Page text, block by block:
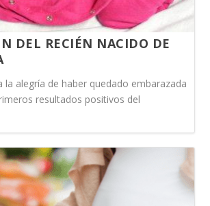
DEL RECIÉN NACIDO DE
la alegría de haber quedado embarazada
resultados positivos del